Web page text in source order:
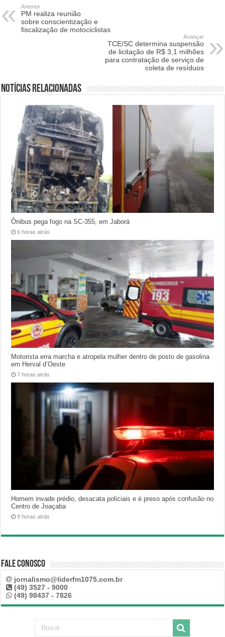
Anterior
PM realiza reunião
sobre conscientização e
fiscalização de motociclistas
Avançar
TCE/SC determina suspensão
de licitação de R$ 3,1 milhões
para contratação de serviço de
coleta de resíduos
Notícias relacionadas
Ônibus pega fogo na SC-355, em Jaborá
6 horas atrás
Motorista erra marcha e atropela mulher dentro de posto de gasolina
em Herval d’Oeste
7 horas atrás
Homem invade prédio, desacata policiais e é preso após confusão no
Centro de Joaçaba
9 horas atrás
Fale Conosco
jornalismo@liderfm1075.com.br
(49) 3527 - 9000
(49) 98437 - 7826